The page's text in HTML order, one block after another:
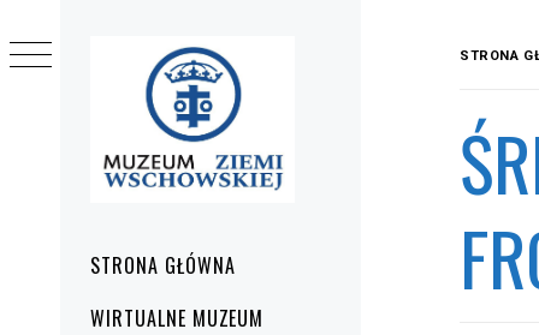
główneSTRONA GŁÓWNA
WIRTUALNE MUZEUM
STRONA